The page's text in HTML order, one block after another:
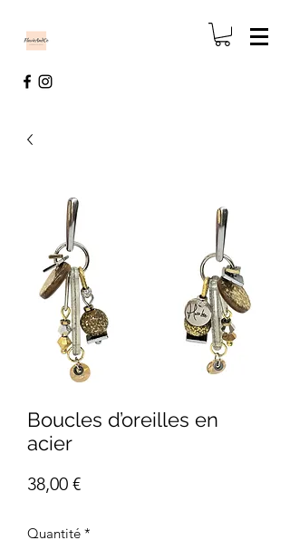
Boucles d’oreilles en
acier
38,00 €Prix
Quantité *